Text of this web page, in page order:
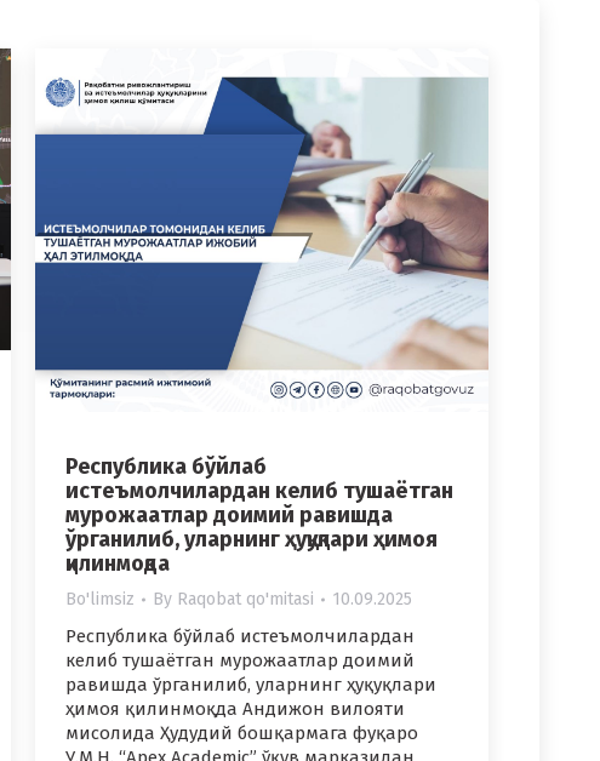
Республика бўйлаб
истеъмолчилардан келиб тушаётган
мурожаатлар доимий равишда
ўрганилиб, уларнинг ҳуқуқлари ҳимоя
қилинмоқда
Bo'limsiz By Raqobat qo'mitasi 10.09.2025
Республика бўйлаб истеъмолчилардан
келиб тушаётган мурожаатлар доимий
равишда ўрганилиб, уларнинг ҳуқуқлари
ҳимоя қилинмоқда Андижон вилояти
мисолида Ҳудудий бошқармага фуқаро